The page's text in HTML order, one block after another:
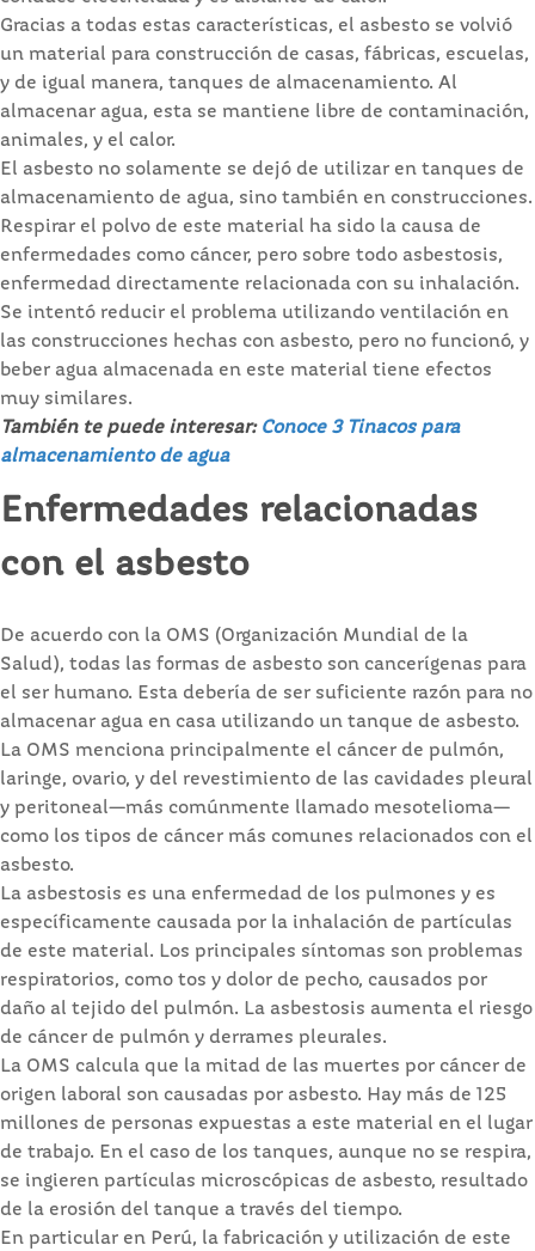
Gracias a todas estas características, el asbesto se volvió
un material para construcción de casas, fábricas, escuelas,
y de igual manera, tanques de almacenamiento. Al
almacenar agua, esta se mantiene libre de contaminación,
animales, y el calor.
El asbesto no solamente se dejó de utilizar en tanques de
almacenamiento de agua, sino también en construcciones.
Respirar el polvo de este material ha sido la causa de
enfermedades como cáncer, pero sobre todo asbestosis,
enfermedad directamente relacionada con su inhalación.
Se intentó reducir el problema utilizando ventilación en
las construcciones hechas con asbesto, pero no funcionó, y
beber agua almacenada en este material tiene efectos
muy similares.
También te puede interesar: Conoce 3 Tinacos para
almacenamiento de agua
Enfermedades relacionadas
con el asbesto
De acuerdo con la OMS (Organización Mundial de la
Salud), todas las formas de asbesto son cancerígenas para
el ser humano. Esta debería de ser suficiente razón para no
almacenar agua en casa utilizando un tanque de asbesto.
La OMS menciona principalmente el cáncer de pulmón,
laringe, ovario, y del revestimiento de las cavidades pleural
y peritoneal—más comúnmente llamado mesotelioma—
como los tipos de cáncer más comunes relacionados con el
asbesto.
La asbestosis es una enfermedad de los pulmones y es
específicamente causada por la inhalación de partículas
de este material. Los principales síntomas son problemas
respiratorios, como tos y dolor de pecho, causados por
daño al tejido del pulmón. La asbestosis aumenta el riesgo
de cáncer de pulmón y derrames pleurales.
La OMS calcula que la mitad de las muertes por cáncer de
origen laboral son causadas por asbesto. Hay más de 125
millones de personas expuestas a este material en el lugar
de trabajo. En el caso de los tanques, aunque no se respira,
se ingieren partículas microscópicas de asbesto, resultado
de la erosión del tanque a través del tiempo.
En particular en Perú, la fabricación y utilización de este